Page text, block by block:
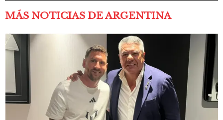
MÁS NOTICIAS DE ARGENTINA